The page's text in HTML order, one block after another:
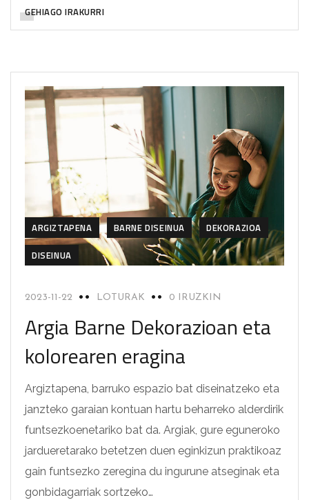
GEHIAGO IRAKURRI
ARGIZTAPENA BARNE DISEINUA
DEKORAZIOA
DISEINUA
2023-11-22 LOTURAK 0 IRUZKIN
Argia Barne Dekorazioan eta
kolorearen eragina
Argiztapena, barruko espazio bat diseinatzeko eta
janzteko garaian kontuan hartu beharreko alderdirik
funtsezkoenetariko bat da. Argiak, gure eguneroko
jardueretarako betetzen duen eginkizun praktikoaz
gain funtsezko zeregina du ingurune atseginak eta
gonbidagarriak sortzeko…